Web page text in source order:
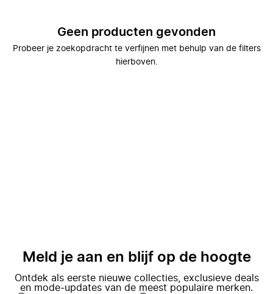
Geen producten gevonden
Probeer je zoekopdracht te verfijnen met behulp van de filters
hierboven.
Meld je aan en blijf op de hoogte
Ontdek als eerste nieuwe collecties, exclusieve deals
en mode-updates van de meest populaire merken.